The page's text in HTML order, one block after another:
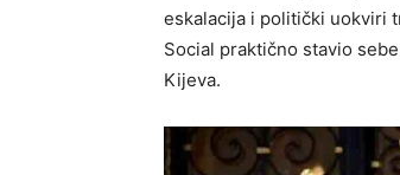
eskalacija i politički uokviri
Social praktično stavio
Kijeva.